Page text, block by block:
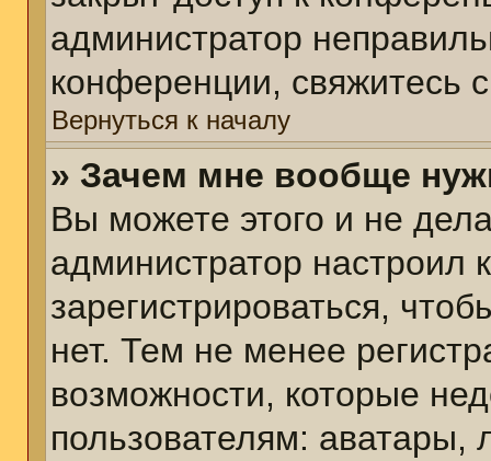
администратор
конференции, свяжитесь
Вернуться к началу
» Зачем мне вообще
Вы можете этого и не
администратор
зарегистрироваться,
нет. Тем не менее
возможности, которые
пользователям: аватары,